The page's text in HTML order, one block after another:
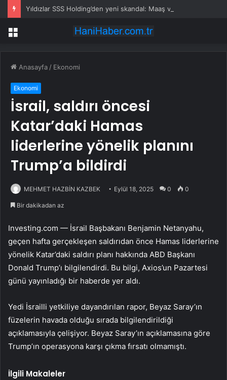
Menü
Anasayfa / Ekonomi
Ekonomi
İsrail, saldırı öncesi
Katar’daki Hamas
liderlerine yönelik planını
Trump’a bildirdi
MEHMET HAZBİN KAZBEK Eylül 18, 2025 0 0
Bir dakikadan az
Investing.com — İsrail Başbakanı Benjamin Netanyahu,
geçen hafta gerçekleşen saldırıdan önce Hamas liderlerine
yönelik Katar’daki saldırı planı hakkında ABD Başkanı
Donald Trump’ı bilgilendirdi. Bu bilgi, Axios’un Pazartesi
günü yayınladığı bir haberde yer aldı.
Yedi İsrailli yetkiliye dayandırılan rapor, Beyaz Saray’ın
füzelerin havada olduğu sırada bilgilendirildiği
açıklamasıyla çelişiyor. Beyaz Saray’ın açıklamasına göre
Trump’ın operasyona karşı çıkma fırsatı olmamıştı.
İlgili Makaleler